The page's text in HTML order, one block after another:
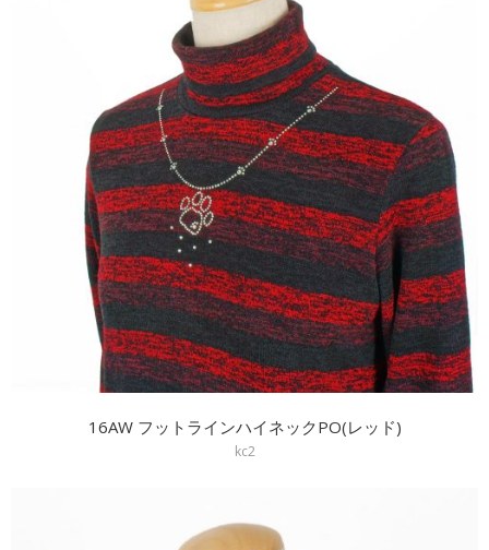
16AW フットラインハイネックPO(レッド)
kc2